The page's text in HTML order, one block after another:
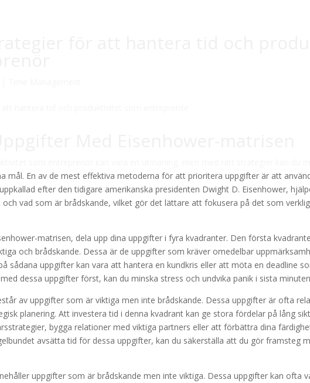
Med Eisenhower-matrisen
som entreprenör kan vara en utmaning, men med rätt strategier kan du
mål. En av de mest effektiva metoderna för att prioritera uppgifter är att
efter den tidigare amerikanska presidenten Dwight D. Eisenhower,
vad som är brådskande, vilket gör det lättare att fokusera på det som
matrisen, dela upp dina uppgifter i fyra kvadranter. Den första
och brådskande. Dessa är de uppgifter som kräver omedelbar
sådana uppgifter kan vara att hantera en kundkris eller att möta en deadline
dessa uppgifter först, kan du minska stress och undvika panik i sista
av uppgifter som är viktiga men inte brådskande. Dessa uppgifter är ofta
planering. Att investera tid i denna kvadrant kan ge stora fördelar på lång
bygga relationer med viktiga partners eller att förbättra dina
avsätta tid för dessa uppgifter, kan du säkerställa att du gör framsteg
uppgifter som är brådskande men inte viktiga. Dessa uppgifter kan ofta